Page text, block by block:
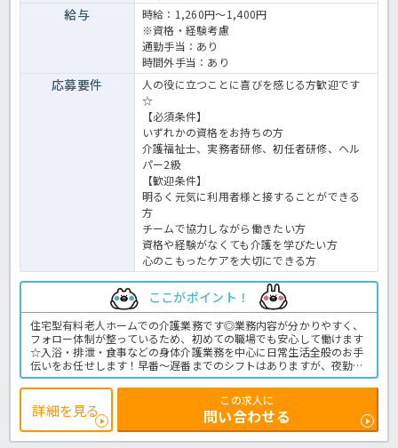
給与
時給：1,260円～1,400円
※資格・経験考慮
通勤手当：あり
時間外手当：あり
応募要件
人の役に立つことに喜びを感じる方歓迎です
☆
【必須条件】
いずれかの資格をお持ちの方
介護福祉士、実務者研修、初任者研修、ヘル
パー2級
【歓迎条件】
明るく元気に利用者様と接することができる
方
チームで協力しながら働きたい方
資格や経験がなくても介護を学びたい方
心のこもったケアを大切にできる方
ここがポイント！
住宅型有料老人ホームでの介護業務です◎業務内容が分かりやすく、
フォロー体制が整っているため、初めての職場でも安心して働けます
☆入浴・排泄・食事などの身体介護業務を中心に日常生活全般のお手
伝いをお任せします！早番～遅番までのシフトはありますが、夜勤な
しのレア求人です！未経験やブランクのある方も多く活躍しており、
勤務日数や時間帯の相談がしやすいのも特長です！派遣で無理なく介
護の仕事を始めたい方におすすめの職場です。お気軽にほっ介護まで
お問い合わせください！有料老人ホームでの介護業務全般です。＜介
護職 派遣 有料老人ホームの求人＞
詳細を見る
この求人に
問い合わせる